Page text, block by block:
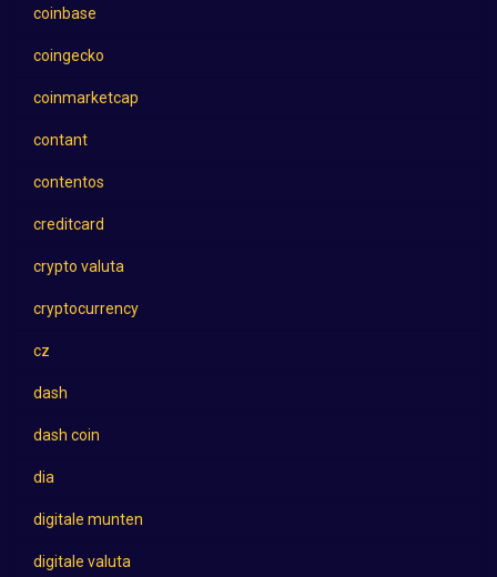
coinbase
coingecko
coinmarketcap
contant
contentos
creditcard
crypto valuta
cryptocurrency
cz
dash
dash coin
dia
digitale munten
digitale valuta